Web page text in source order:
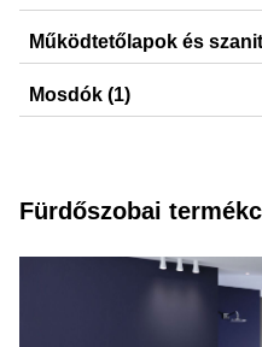
Option
Működtetőlapok és
Sigma50, Sigma20,
modulok
Mosdók (1)
Fürdőszobai